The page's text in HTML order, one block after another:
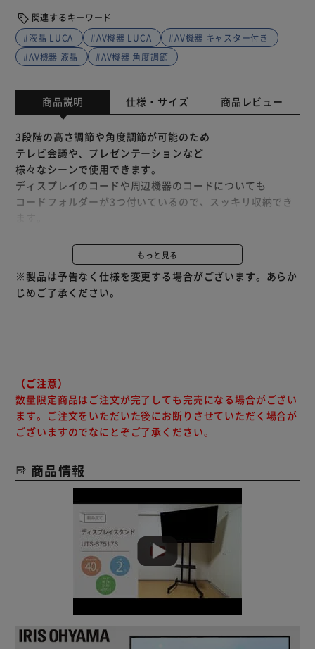
関連するキーワード
#液晶 LUCA
#AV機器 LUCA
#AV機器 キャスター付き
#AV機器 液晶
#AV機器 角度調節
商品説明 仕様・サイズ 商品レビュー
3段階の高さ調節や角度調節が可能のため
テレビ会議や、プレゼンテーションなど
様々なシーンで使用できます。
ディスプレイのコードや周辺機器のコードについても
コードフォルダーが3つ付いているので、スッキリ収納でき
しっかり固定でき、安心してご利用いただけます。
もっと見る
※製品は予告なく仕様を変更する場合がございます。あらか
じめご了承ください。
（ご注意）
数量限定商品はご注文が完了しても完売になる場合がござい
ます。ご注文をいただいた後にお断りさせていただく場合が
ございますのでなにとぞご了承ください。
商品情報